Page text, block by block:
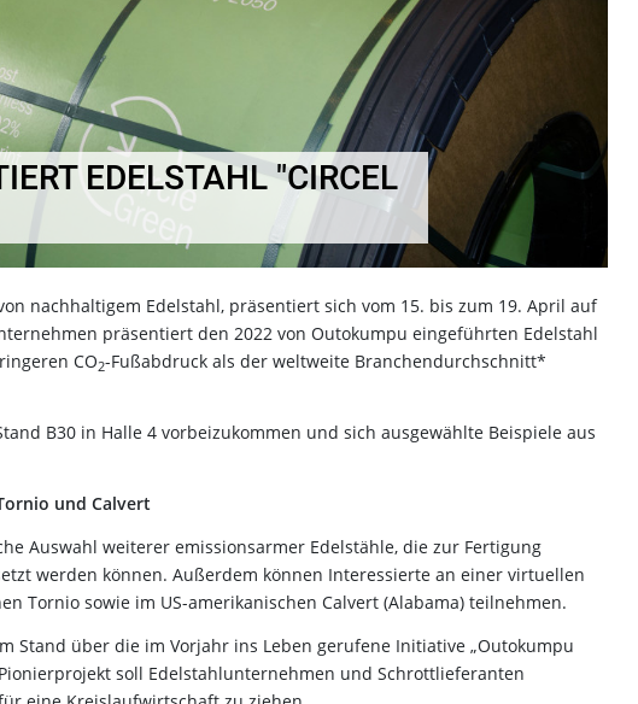
EDELSTAHL "CIRCEL
nachhaltigem Edelstahl, präsentiert sich vom 15. bis zum 19. April auf
präsentiert den 2022 von Outokumpu eingeführten Edelstahl
CO2-Fußabdruck als der weltweite Branchendurchschnitt*
B30 in Halle 4 vorbeizukommen und sich ausgewählte Beispiele aus
und Calvert
Auswahl weiterer emissionsarmer Edelstähle, die zur Fertigung
werden können. Außerdem können Interessierte an einer virtuellen
Tornio sowie im US-amerikanischen Calvert (Alabama) teilnehmen.
Stand über die im Vorjahr ins Leben gerufene Initiative „Outokumpu
soll Edelstahlunternehmen und Schrottlieferanten